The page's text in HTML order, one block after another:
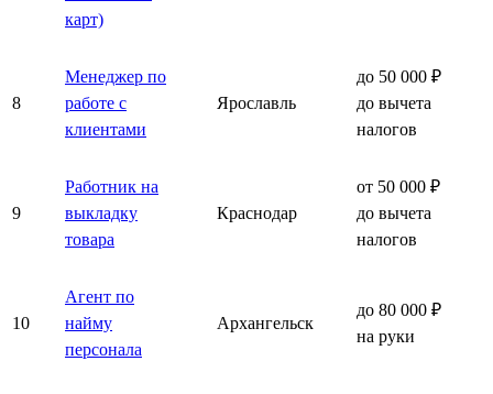
карт)
8
Менеджер по
работе с
клиентами
Ярославль
до 50 000 ₽
до вычета
налогов
9
Работник на
выкладку
товара
Краснодар
от 50 000 ₽
до вычета
налогов
10
Агент по
найму
персонала
Архангельск
до 80 000 ₽
на руки